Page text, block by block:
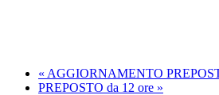
« AGGIORNAMENTO
PREPOSTO da 12 ore »